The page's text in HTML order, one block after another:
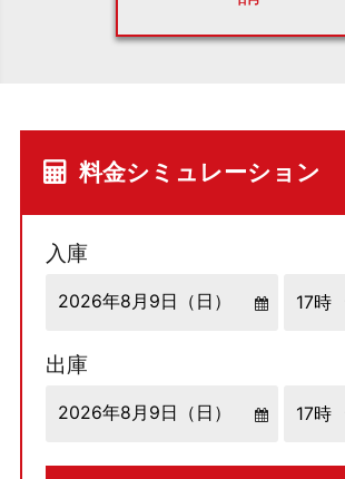
料金シミュレーション
入庫
出庫